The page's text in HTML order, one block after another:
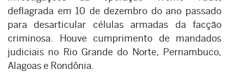
deflagrada em 10 de dezembro do ano passado
para desarticular células armadas da facção
criminosa. Houve cumprimento de mandados
judiciais no Rio Grande do Norte, Pernambuco,
Alagoas e Rondônia.